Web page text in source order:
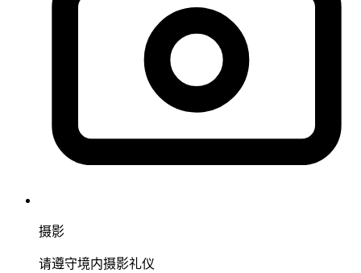
摄影
请遵守境内摄影礼仪